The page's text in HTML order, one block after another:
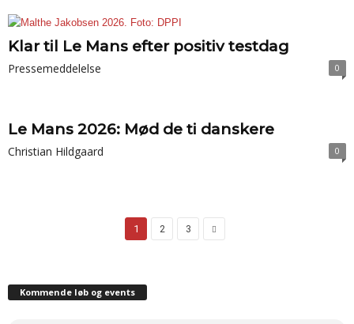
Klar til Le Mans efter positiv testdag
Pressemeddelelse 0
Le Mans 2026: Mød de ti danskere
Christian Hildgaard 0
1 2 3
Kommende løb og events